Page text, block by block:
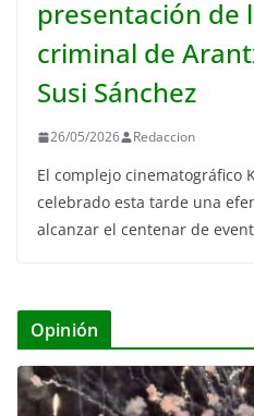
presentación de
criminal de
Susi Sánchez
26/05/2026 Redaccion
El complejo cinematográfico
celebrado esta tarde una
alcanzar el centenar de
Opinión